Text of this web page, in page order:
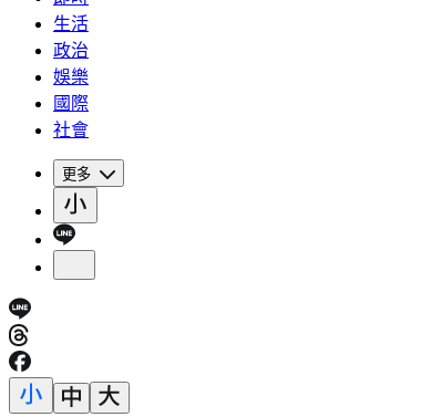
生活
政治
娛樂
國際
社會
更多